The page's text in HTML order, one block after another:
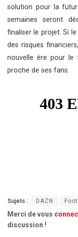
solution pour la
semaines seront
finaliser le projet. Si
des risques
nouvelle ère pour le
proche de ses fans.
Sujets : DAZN
Merci de vous
discussion !